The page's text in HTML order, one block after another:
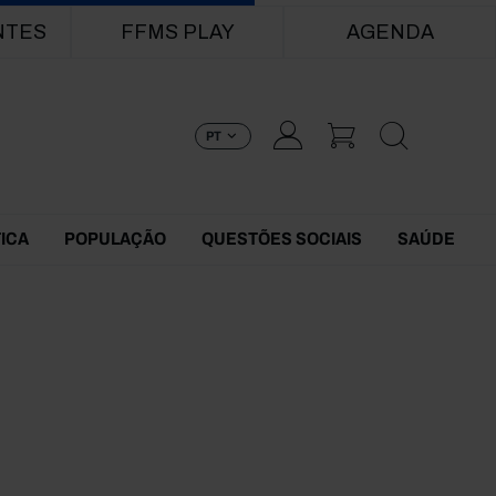
FFMS PLAY AGENDA
PT
POPULAÇÃO QUESTÕES SOCIAIS SAÚDE